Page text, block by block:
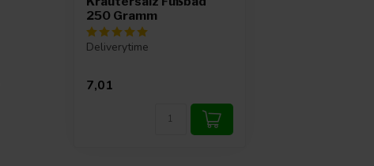
250 Gramm
Deliverytime
7,01